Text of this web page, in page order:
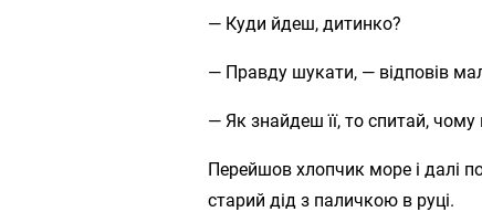
— Куди йдеш, дитинко?
— Правду шукати, — відповів
— Як знайдеш її, то спитай,
Перейшов хлопчик море і далі
старий дід з паличкою в руці.